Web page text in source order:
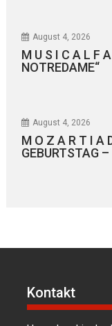
August 4, 2026
M U S I C A L F
NOTREDAME“
August 4, 2026
M O Z A R T I A
GEBURTSTAG
Kontakt